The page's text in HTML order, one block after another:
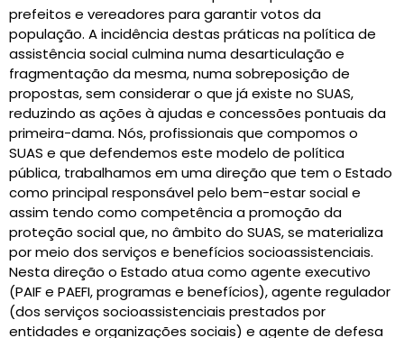
prefeitos e vereadores para garantir votos da
população. A incidência destas práticas na política de
assistência social culmina numa desarticulação e
fragmentação da mesma, numa sobreposição de
propostas, sem considerar o que já existe no SUAS,
reduzindo as ações à ajudas e concessões pontuais da
primeira-dama. Nós, profissionais que compomos o
SUAS e que defendemos este modelo de política
pública, trabalhamos em uma direção que tem o Estado
como principal responsável pelo bem-estar social e
assim tendo como competência a promoção da
proteção social que, no âmbito do SUAS, se materializa
por meio dos serviços e benefícios socioassistenciais.
Nesta direção o Estado atua como agente executivo
(PAIF e PAEFI, programas e benefícios), agente regulador
(dos serviços socioassistenciais prestados por
entidades e organizações sociais) e agente de defesa